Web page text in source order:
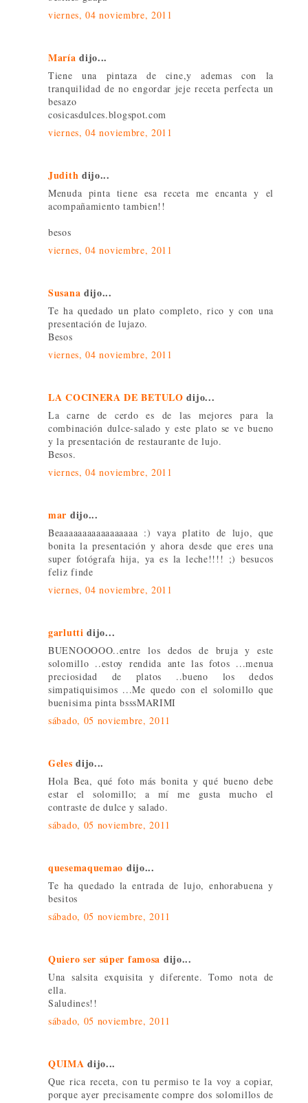
viernes, 04 noviembre, 2011
María dijo...
Tiene una pintaza de cine,y ademas con la
tranquilidad de no engordar jeje receta perfecta un
besazo
cosicasdulces.blogspot.com
viernes, 04 noviembre, 2011
Judith dijo...
Menuda pinta tiene esa receta me encanta y el
acompañamiento tambien!!
besos
viernes, 04 noviembre, 2011
Susana dijo...
Te ha quedado un plato completo, rico y con una
presentación de lujazo.
Besos
viernes, 04 noviembre, 2011
LA COCINERA DE BETULO dijo...
La carne de cerdo es de las mejores para la
combinación dulce-salado y este plato se ve bueno
y la presentación de restaurante de lujo.
Besos.
viernes, 04 noviembre, 2011
mar dijo...
Beaaaaaaaaaaaaaaaaa :) vaya platito de lujo, que
bonita la presentación y ahora desde que eres una
super fotógrafa hija, ya es la leche!!!! ;) besucos
feliz finde
viernes, 04 noviembre, 2011
garlutti dijo...
BUENOOOOO..entre los dedos de bruja y este
solomillo ..estoy rendida ante las fotos ...menua
preciosidad de platos ..bueno los dedos
simpatiquisimos ...Me quedo con el solomillo que
buenisima pinta bsssMARIMI
sábado, 05 noviembre, 2011
Geles dijo...
Hola Bea, qué foto más bonita y qué bueno debe
estar el solomillo; a mí me gusta mucho el
contraste de dulce y salado.
sábado, 05 noviembre, 2011
quesemaquemao dijo...
Te ha quedado la entrada de lujo, enhorabuena y
besitos
sábado, 05 noviembre, 2011
Quiero ser súper famosa dijo...
Una salsita exquisita y diferente. Tomo nota de
ella.
Saludines!!
sábado, 05 noviembre, 2011
QUIMA dijo...
Que rica receta, con tu permiso te la voy a copiar,
porque ayer precisamente compre dos solomillos de